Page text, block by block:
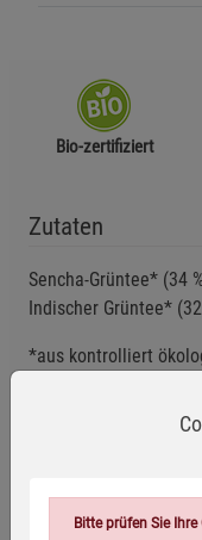
Bio-zertifiziert
Zutaten
Sencha-Grüntee* (34
Indischer Grüntee*
*aus kontrolliert
Bitte prüfen Sie